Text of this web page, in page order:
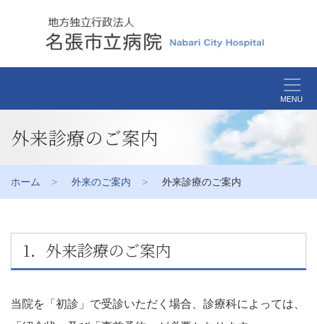
MENU
外来診療のご案内
ホーム 外来のご案内 外来診療のご案内
1．外来診療のご案内
当院を「初診」で受診いただく場合、診療科によっては、